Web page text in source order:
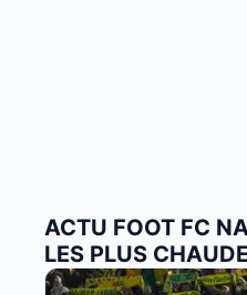
ACTU FOOT FC
LES PLUS